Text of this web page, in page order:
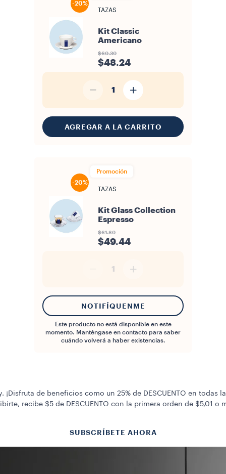
-20%
TAZAS
Kit Classic
Americano
$60.30
$48.24
1
AGREGAR A LA CARRITO
Promoción
-20%
TAZAS
Kit Glass Collection
Espresso
$61.80
$49.44
1
NOTIFÍQUENME
Este producto no está disponible en este
momento. Manténgase en contacto para saber
cuándo volverá a haber existencias.
de beneficios como un 25% de DESCUENTO en
recibe $5 de DESCUENTO con la primera orden de $5,01 o
SUBSCRÍBETE AHORA